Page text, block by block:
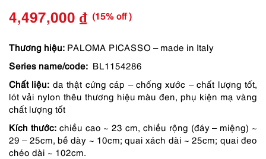
Giá
gốc
là:
5,290,000 ₫.
4,497,000 ₫
Giá
hiện
tại
là:
(15% off )
Thương hiệu: PALOMA PICASSO – made in Italy
Series name/code: BL1154286
Chất liệu: da thật cứng cáp – chống xước – chất lượng tốt,
lót vải nylon thêu thương hiệu màu đen, phụ kiện mạ vàng
chất lượng tốt
Kích thước: chiều cao ~ 23 cm, chiều rộng (đáy – miệng) ~
29 – 25cm, bề dày ~ 10cm; quai xách dài ~ 25cm; quai đeo
chéo dài ~ 102cm.